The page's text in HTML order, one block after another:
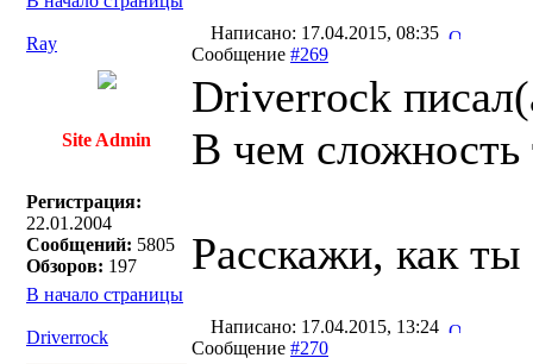
Ray
Написано: 17.04.2015, 08:35
Сообщение #269
Site Admin
Регистрация:
22.01.2004
Сообщений: 5805
Обзоров: 197
Driverrock
В чем сложность
Расскажи, как ты
В начало страницы
Driverrock
Написано: 17.04.2015, 13:24
Сообщение #270